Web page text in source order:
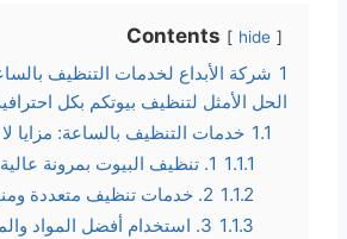
Contents hide
1 شركة الأبداع لخدمات التنظيف
الحل الأمثل لتنظيف بيوتكم بكل
1.1 خدمات التنظيف بالساعة: مزايا
1.1.1 1. تنظيف البيوت بمرونة عالية
1.1.2 2. خدمات تنظيف متعددة ومنوعة
1.1.3 3. استخدام أفضل المواد والمنتجات